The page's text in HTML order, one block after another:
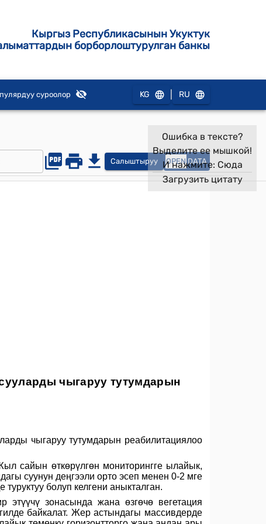
Кыргыз Республикасынын Укуктук
борборлоштурулган банкы
суроолор KG RU
Салыштыруу OPEN DATA
Ошибка в тексте?
Выделите ее мышкой!
И нажмите: Сюда
Загрузить цитату